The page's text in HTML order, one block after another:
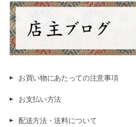
お買い物にあたっての注意事項
お支払い方法
配送方法・送料について